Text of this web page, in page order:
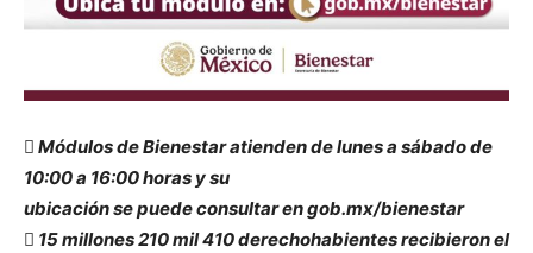
 Módulos de Bienestar atienden de lunes a sábado de
10:00 a 16:00 horas y su
ubicación se puede consultar en gob.mx/bienestar
 15 millones 210 mil 410 derechohabientes recibieron el